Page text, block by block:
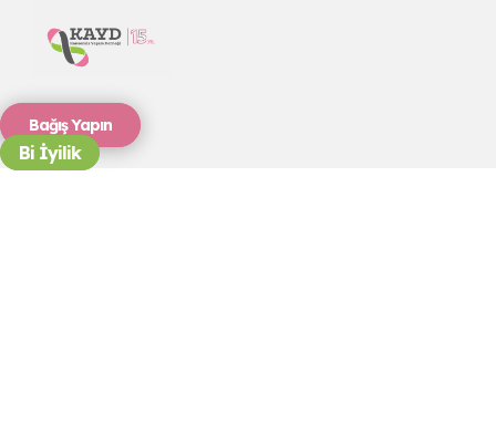
Bağış Yapın
Bi İyilik